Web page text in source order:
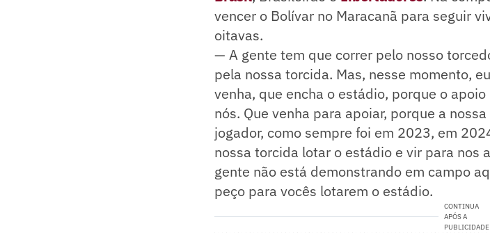
vencer o Bolívar no Maracanã para seguir
oitavas.
— A gente tem que correr pelo nosso
pela nossa torcida. Mas, nesse momento,
venha, que encha o estádio, porque o
nós. Que venha para apoiar, porque a
jogador, como sempre foi em 2023, em
nossa torcida lotar o estádio e vir para nos
gente não está demonstrando em campo
peço para vocês lotarem o estádio.
CONTINUA
APÓS A
PUBLICIDADE